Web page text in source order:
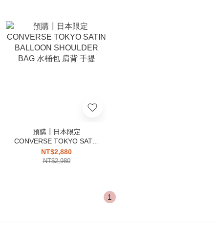
預購┃日本限定
CONVERSE TOKYO SATIN
BALLOON SHOULDER
BAG 水桶包 肩背 手提
NT$2,880
NT$2,980
1